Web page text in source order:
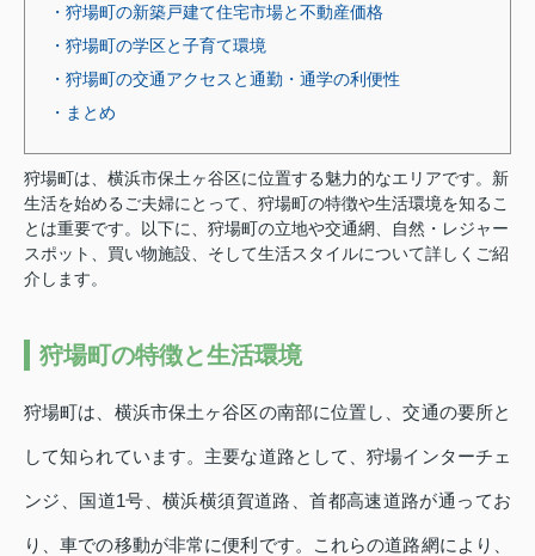
・狩場町の新築戸建て住宅市場と不動産価格
・狩場町の学区と子育て環境
・狩場町の交通アクセスと通勤・通学の利便性
・まとめ
狩場町は、横浜市保土ヶ谷区に位置する魅力的なエリアです。新
生活を始めるご夫婦にとって、狩場町の特徴や生活環境を知るこ
とは重要です。以下に、狩場町の立地や交通網、自然・レジャー
スポット、買い物施設、そして生活スタイルについて詳しくご紹
介します。
狩場町の特徴と生活環境
狩場町は、横浜市保土ヶ谷区の南部に位置し、交通の要所と
して知られています。主要な道路として、狩場インターチェ
ンジ、国道1号、横浜横須賀道路、首都高速道路が通ってお
り、車での移動が非常に便利です。これらの道路網により、